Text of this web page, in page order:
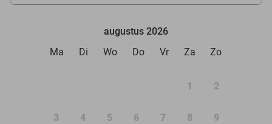
augustus 2026
Ma
Di Wo Do Vr Za Zo
1 2
3 4 5 6 7 8 9